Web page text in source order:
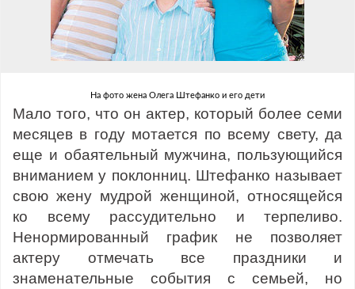
На фото жена Олега Штефанко и его дети
Мало того, что он актер, который более семи
месяцев в году мотается по всему свету, да
еще и обаятельный мужчина, пользующийся
вниманием у поклонниц. Штефанко называет
свою жену мудрой женщиной, относящейся
ко всему рассудительно и терпеливо.
Ненормированный график не позволяет
актеру отмечать все праздники и
знаменательные события с семьей, но